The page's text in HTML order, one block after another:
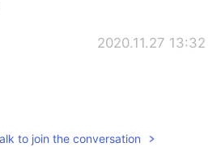
2020.11.27 13:32
to join the conversation